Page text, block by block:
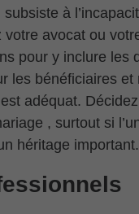
à
avocat ou
pour y inclure les
les bénéficiaires
adéquat.
, surtout si
héritage important.